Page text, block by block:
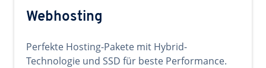
Webhosting
Perfekte Hosting-Pakete mit Hybrid-
Technologie und SSD für beste Performance.